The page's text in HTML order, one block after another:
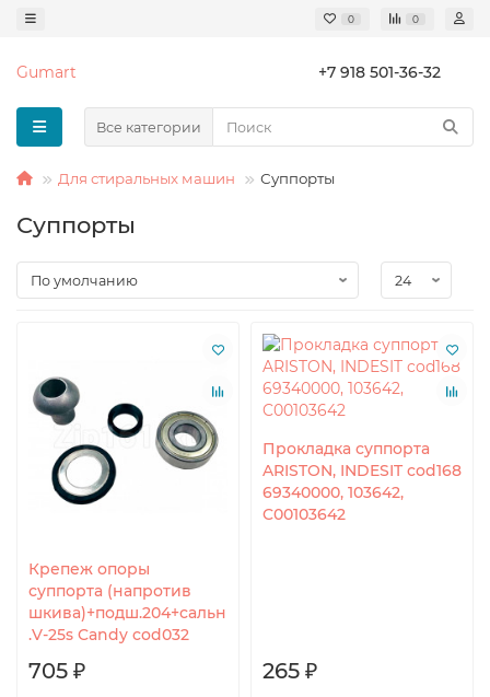
0 0
Gumart +7 918 501-36-32
Все категории
Для стиральных машин Суппорты
Суппорты
Крепеж опоры
суппорта (напротив
шкива)+подш.204+сальн
.V-25s Candy cod032
705 ₽
Прокладка суппорта
ARISTON, INDESIT cod168
69340000, 103642,
C00103642
265 ₽